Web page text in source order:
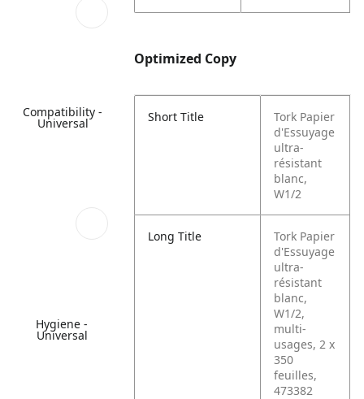
Compatibility -
Universal
Hygiene -
Universal
Optimized Copy
Short Title
Tork Papier
d'Essuyage
ultra-
résistant
blanc,
W1/2
Long Title
Tork Papier
d'Essuyage
ultra-
résistant
blanc,
W1/2,
multi-
usages, 2 x
350
feuilles,
473382